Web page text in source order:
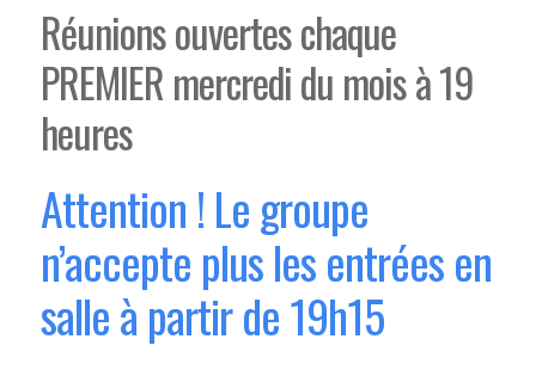
Réunions ouvertes chaque
PREMIER mercredi du mois à 19
heures
Attention ! Le groupe
n’accepte plus les entrées en
salle à partir de 19h15